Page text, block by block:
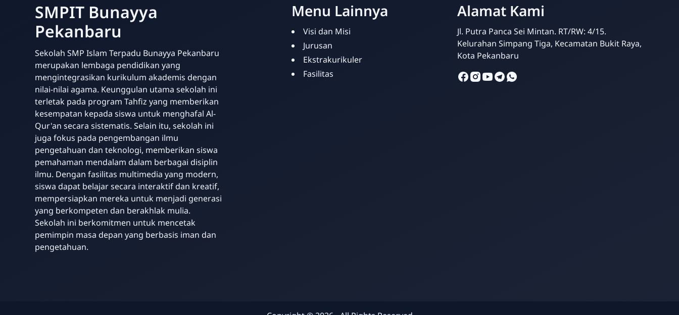
SMPIT Bunayya
Pekanbaru
Sekolah SMP Islam Terpadu Bunayya Pekanbaru
merupakan lembaga pendidikan yang
mengintegrasikan kurikulum akademis dengan
nilai-nilai agama. Keunggulan utama sekolah ini
terletak pada program Tahfiz yang memberikan
kesempatan kepada siswa untuk menghafal Al-
Qur'an secara sistematis. Selain itu, sekolah ini
juga fokus pada pengembangan ilmu
pengetahuan dan teknologi, memberikan siswa
pemahaman mendalam dalam berbagai disiplin
ilmu. Dengan fasilitas multimedia yang modern,
siswa dapat belajar secara interaktif dan kreatif,
mempersiapkan mereka untuk menjadi generasi
yang berkompeten dan berakhlak mulia.
Sekolah ini berkomitmen untuk mencetak
pemimpin masa depan yang berbasis iman dan
pengetahuan.
Menu Lainnya
Visi dan Misi
Jurusan
Ekstrakurikuler
Fasilitas
Alamat Kami
Jl. Putra Panca Sei Mintan. RT/RW: 4/15.
Kelurahan Simpang Tiga, Kecamatan Bukit Raya,
Kota Pekanbaru